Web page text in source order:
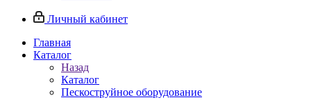
Личный кабинет
Главная
Каталог
Назад
Каталог
Пескоструйное оборудование